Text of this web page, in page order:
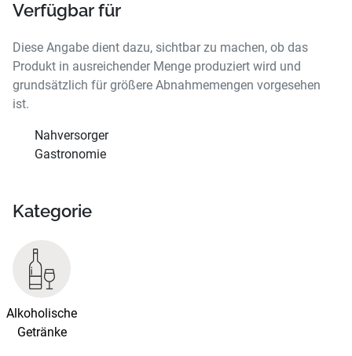
Verfügbar für
Diese Angabe dient dazu, sichtbar zu machen, ob das
Produkt in ausreichender Menge produziert wird und
grundsätzlich für größere Abnahmemengen vorgesehen
ist.
Nahversorger
Gastronomie
Kategorie
Alkoholische
Getränke